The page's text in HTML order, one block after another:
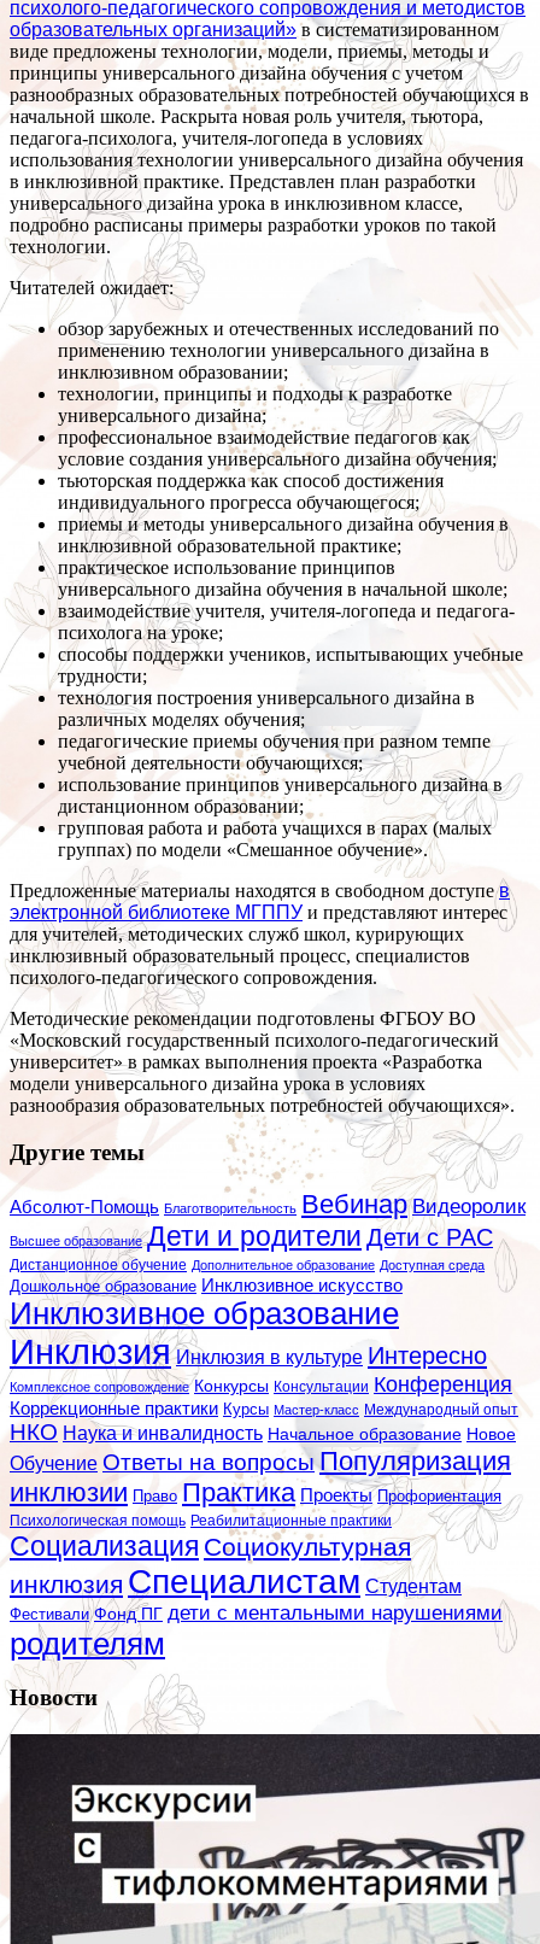
психолого-педагогического сопровождения и методистов
образовательных организаций»в систематизированном
виде предложены технологии, модели, приемы, методы и
принципы универсального дизайна обучения с учетом
разнообразных образовательных потребностей обучающихся в
начальной школе. Раскрыта новая роль учителя, тьютора,
педагога-психолога, учителя-логопеда в условиях
использования технологии универсального дизайна обучения
в инклюзивной практике. Представлен план разработки
универсального дизайна урока в инклюзивном классе,
подробно расписаны примеры разработки уроков по такой
технологии.
Читателей ожидает:
обзор зарубежных и отечественных исследований по
применению технологии универсального дизайна в
инклюзивном образовании;
технологии, принципы и подходы к разработке
универсального дизайна;
профессиональное взаимодействие педагогов как
условие создания универсального дизайна обучения;
тьюторская поддержка как способ достижения
индивидуального прогресса обучающегося;
приемы и методы универсального дизайна обучения в
инклюзивной образовательной практике;
практическое использование принципов
универсального дизайна обучения в начальной школе;
взаимодействие учителя, учителя-логопеда и педагога-
психолога на уроке;
способы поддержки учеников, испытывающих учебные
трудности;
технология построения универсального дизайна в
различных моделях обучения;
педагогические приемы обучения при разном темпе
учебной деятельности обучающихся;
использование принципов универсального дизайна в
дистанционном образовании;
групповая работа и работа учащихся в парах (малых
группах) по модели «Смешанное обучение».
Предложенные материалы находятся в свободном доступев
электронной библиотеке МГППУ и представляют интерес
для учителей, методических служб школ, курирующих
инклюзивный образовательный процесс, специалистов
психолого-педагогического сопровождения.
Методические рекомендации подготовлены ФГБОУ ВО
«Московский государственный психолого-педагогический
университет» в рамках выполнения проекта «Разработка
модели универсального дизайна урока в условиях
разнообразия образовательных потребностей обучающихся».
Другие темы
Абсолют-Помощь Благотворительность Вебинар Видеоролик
Высшее образование Дети и родители Дети с РАС
Дистанционное обучение Дополнительное образование Доступная среда
Дошкольное образование Инклюзивное искусство
Инклюзивное образование
Инклюзия Инклюзия в культуре Интересно
Комплексное сопровождение Конкурсы Консультации Конференция
Коррекционные практики Курсы Мастер-класс Международный опыт
НКО Наука и инвалидность Начальное образование Новое
Обучение Ответы на вопросы Популяризация
инклюзии Право Практика Проекты Профориентация
Психологическая помощь Реабилитационные практики
Социализация Социокультурная
инклюзия Специалистам Студентам
Фестивали Фонд ПГ дети с ментальными нарушениями
родителям
Новости